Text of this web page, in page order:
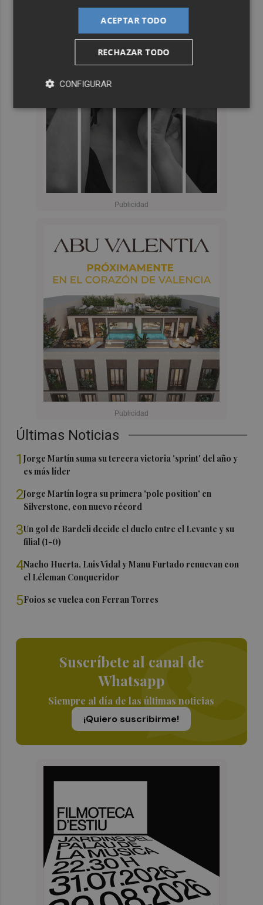
Últimas Noticias
1Jorge Martín suma su tercera victoria 'sprint' del año y
es más líder
2Jorge Martín logra su primera 'pole position' en
Silverstone, con nuevo récord
3Un gol de Bardeli decide el duelo entre el Levante y su
filial (1-0)
4Nacho Huerta, Luis Vidal y Manu Furtado renuevan con
el Léleman Conqueridor
5Foios se vuelca con Ferran Torres
Suscríbete al canal de
Whatsapp
Siempre al día de las últimas noticias
¡Quiero suscribirme!
ACEPTAR TODO
RECHAZAR TODO
CONFIGURAR